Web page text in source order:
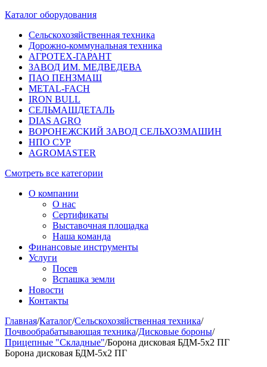
Каталог оборудования
Сельскохозяйственная техника
Дорожно-коммунальная техника
АГРОТЕХ-ГАРАНТ
ЗАВОД ИМ. МЕДВЕДЕВА
ПАО ПЕНЗМАШ
METAL-FACH
IRON BULL
СЕЛЬМАШДЕТАЛЬ
DIAS AGRO
ВОРОНЕЖСКИЙ ЗАВОД СЕЛЬХОЗМАШИН
НПО СУР
AGROMASTER
Смотреть все категории
О компании
О нас
Сертификаты
Выставочная площадка
Наша команда
Финансовые инструменты
Услуги
Посев
Вспашка земли
Новости
Контакты
Главная/Каталог/Сельскохозяйственная техника/
Почвообрабатывающая техника/Дисковые бороны/
Прицепные "Складные"/Борона дисковая БДМ-5х2 ПГ
Борона дисковая БДМ-5х2 ПГ